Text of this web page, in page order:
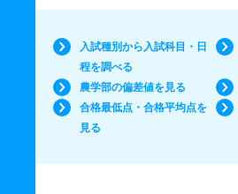
入試種別から入試科目・日
程を調べる
農学部の偏差値を見る
合格最低点・合格平均点を
見る